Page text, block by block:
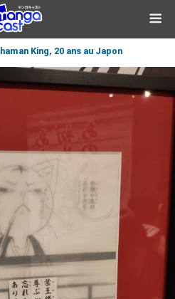
King, 20 ans au Japon